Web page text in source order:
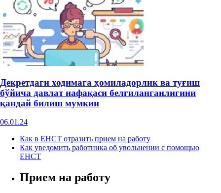
Декретдаги ходимага ҳомиладорлик ва туғиш
бўйича давлат нафақаси белгиланганлигини
қандай билиш мумкин
06.01.24
Как в ЕНСТ отразить прием на работу
Как уведомить работника об увольнении с помощью
ЕНСТ
Прием на работу